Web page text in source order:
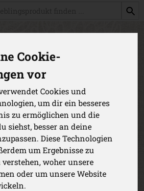
Cookie-
vor
Cookies und
um dir ein besseres
zu ermöglichen und die
siehst, besser an deine
Diese Technologien
um Ergebnisse zu
verstehen, woher unsere
oder um unsere Website
Freyer säuerlich"
Produkt ist leider zur Zeit nicht